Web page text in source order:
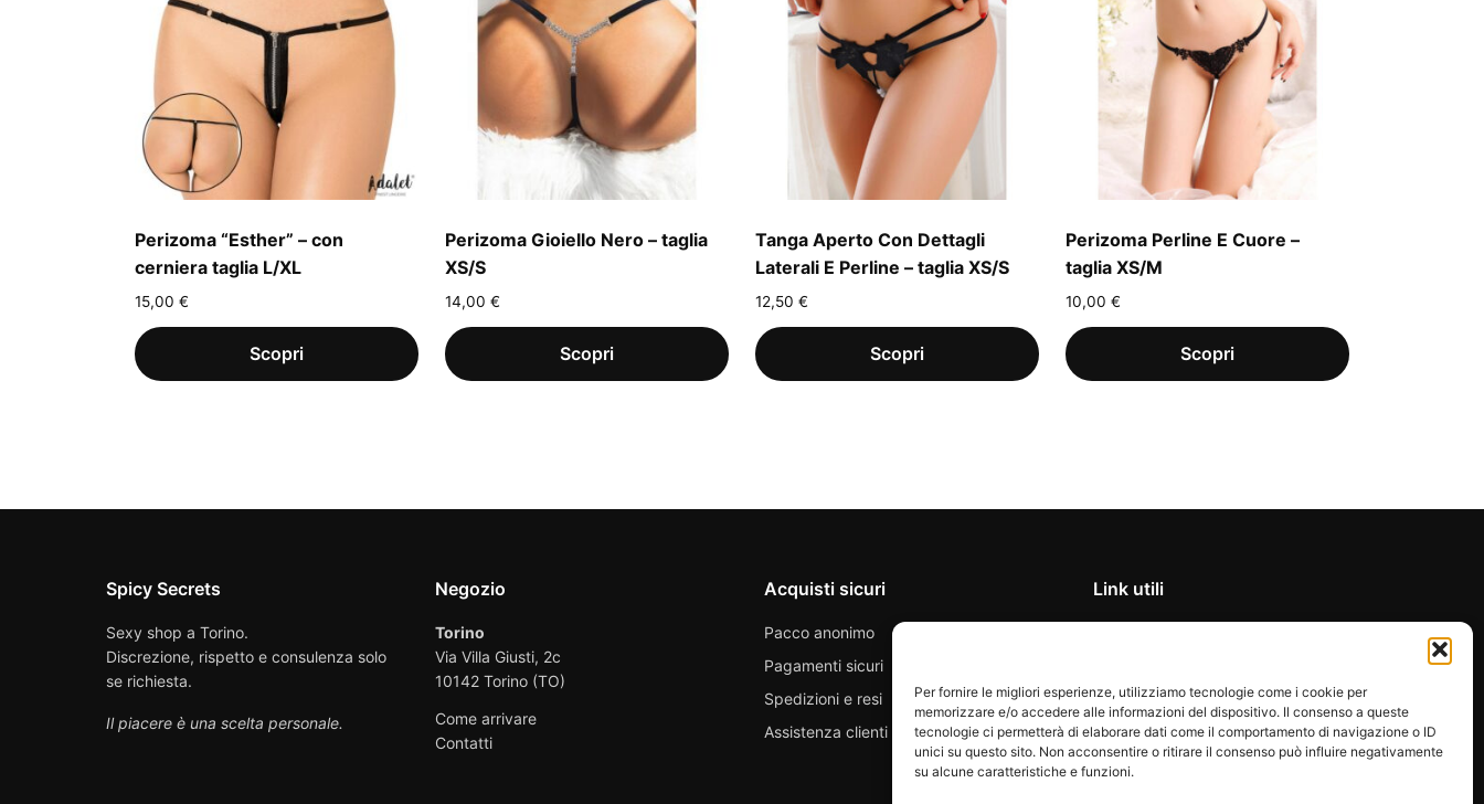
Per fornire le migliori esperienze, utilizziamo tecnologie come i cookie per
memorizzare e/o accedere alle informazioni del dispositivo. Il consenso a queste
tecnologie ci permetterà di elaborare dati come il comportamento di navigazione o ID
unici su questo sito. Non acconsentire o ritirare il consenso può influire negativamente
su alcune caratteristiche e funzioni.
Perizoma “Esther” – con
cerniera taglia L/XL
15,00 €
Perizoma Gioiello Nero – taglia
XS/S
14,00 €
Tanga Aperto Con Dettagli
Laterali E Perline – taglia XS/S
12,50 €
Perizoma Perline E Cuore –
taglia XS/M
10,00 €
Spicy Secrets
Sexy shop a Torino.
Discrezione, rispetto e consulenza solo
se richiesta.
Il piacere è una scelta personale.
Negozio
Torino
Via Villa Giusti, 2c
10142 Torino (TO)
Come arrivare
Contatti
Acquisti sicuri
Pacco anonimo
Pagamenti sicuri
Spedizioni e resi
Assistenza clienti
Link utili
Cookie Policy
FAQ